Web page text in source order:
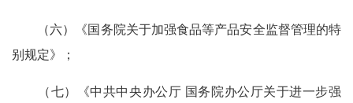
（六）《国务院关于加强食品等产品安全监督管理的特
别规定》；
（七）《中共中央办公厅 国务院办公厅关于进一步强